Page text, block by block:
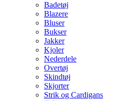
Badetøj
Blazere
Bluser
Bukser
Jakker
Kjoler
Nederdele
Overtøj
Skindtøj
Skjorter
Strik og Cardigans